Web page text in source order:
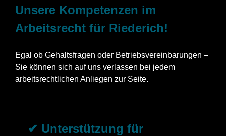
Unsere Kompetenzen im
Arbeitsrecht für Riederich!
Egal ob Gehaltsfragen oder Betriebsvereinbarungen –
Sie können sich auf uns verlassen bei jedem
arbeitsrechtlichen Anliegen zur Seite.
✔ Unterstützung für